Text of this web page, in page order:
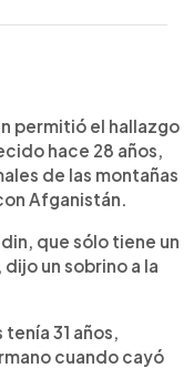
permitió el hallazgo
hace 28 años,
de las montañas
Afganistán.
que sólo tiene un
un sobrino a la
31 años,
cuando cayó